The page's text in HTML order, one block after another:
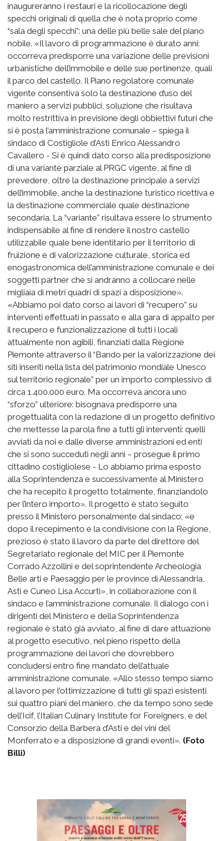
inaugureranno i restauri e la ricollocazione degli
specchi originali di quella che è nota proprio come
“sala degli specchi”: una delle più belle sale del piano
nobile. «Il lavoro di programmazione è durato anni:
occorreva predisporre una variazione delle previsioni
urbanistiche dell’immobile e delle sue pertinenze, quali
il parco del castello. Il Piano regolatore comunale
vigente consentiva solo la destinazione d’uso del
maniero a servizi pubblici, soluzione che risultava
molto restrittiva in previsione degli obbiettivi futuri che
si è posta l’amministrazione comunale – spiega il
sindaco di Costigliole d’Asti Enrico Alessandro
Cavallero - Si è quindi dato corso alla predisposizione
di una variante parziale al PRGC vigente, al fine di
prevedere, oltre la destinazione principale a servizi
dell’immobile, anche la destinazione turistico ricettiva e
la destinazione commerciale quale destinazione
secondaria. La “variante” risultava essere lo strumento
indispensabile al fine di rendere il nostro castello
utilizzabile quale bene identitario per il territorio di
fruizione e di valorizzazione culturale, storica ed
enogastronomica dell’amministrazione comunale e dei
soggetti partner che si andranno a collocare nelle
migliaia di metri quadri di spazi a disposizione».
«Abbiamo poi dato corso ai lavori di “recupero” su
interventi effettuati in passato e alla gara di appalto per
il recupero e funzionalizzazione di tutti i locali
attualmente non agibili, finanziati dalla Regione
Piemonte attraverso il “Bando per la valorizzazione dei
siti inseriti nella lista del patrimonio mondiale Unesco
sul territorio regionale” per un importo complessivo di
circa 1.400.000 euro. Ma occorreva ancora uno
“sforzo” ulteriore: bisognava predisporre una
progettualità con la redazione di un progetto definitivo
che mettesse la parola fine a tutti gli interventi: quelli
avviati da noi e dalle diverse amministrazioni ed enti
che si sono succeduti negli anni – prosegue il primo
cittadino costigliolese - Lo abbiamo prima esposto
alla Soprintendenza e successivamente al Ministero
che ha recepito il progetto totalmente, finanziandolo
per l’intero importo». Il progetto è stato seguito
presso il Ministero personalmente dal sindaco; «e
dopo il recepimento e la condivisione con la Regione,
prezioso è stato il lavoro da parte del direttore del
Segretariato regionale del MIC per il Piemonte
Corrado Azzollini e del soprintendente Archeologia
Belle arti e Paesaggio per le province di Alessandria,
Asti e Cuneo Lisa Accurti», in collaborazione con il
sindaco e l’amministrazione comunale. Il dialogo con i
dirigenti del Ministero e della Soprintendenza
regionale è stato già avviato, al fine di dare attuazione
al progetto esecutivo, nel pieno rispetto della
programmazione dei lavori che dovrebbero
concludersi entro fine mandato dell’attuale
amministrazione comunale. «Allo stesso tempo siamo
al lavoro per l’ottimizzazione di tutti gli spazi esistenti
sui quattro piani del maniero, che da tempo sono sede
dell’Icif, l’Italian Culinary Institute for Foreigners, e del
Consorzio della Barbera d’Asti e dei vini del
Monferrato e a disposizione di grandi eventi». (Foto
Billi)